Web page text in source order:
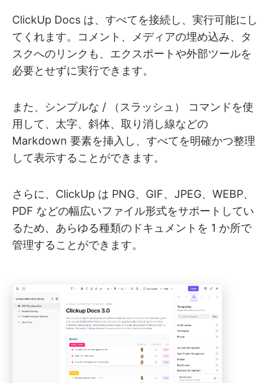
ClickUp Docs は、すべてを接続し、実行可能にし
てくれます。コメント、メディアの埋め込み、タ
スクへのリンクも、エクスポートや外部ツールを
必要とせずに実行できます。
また、シンプルな / （スラッシュ） コマンドを使
用して、太字、斜体、取り消し線などの
Markdown 要素を挿入し、すべてを明確かつ整理
して表示することができます。
さらに、ClickUp は PNG、GIF、JPEG、WEBP、
PDF などの幅広いファイル形式をサポートしてい
るため、あらゆる種類のドキュメントを 1 か所で
管理することができます。